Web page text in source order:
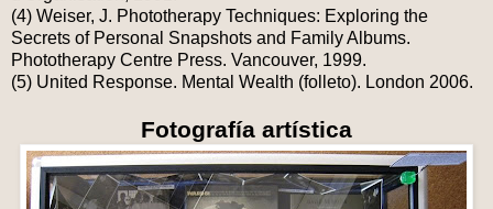
(4) Weiser, J. Phototherapy Techniques: Exploring the
Secrets of Personal Snapshots and Family Albums.
Phototherapy Centre Press. Vancouver, 1999.
(5) United Response. Mental Wealth (folleto). London 2006.
Fotografía artística